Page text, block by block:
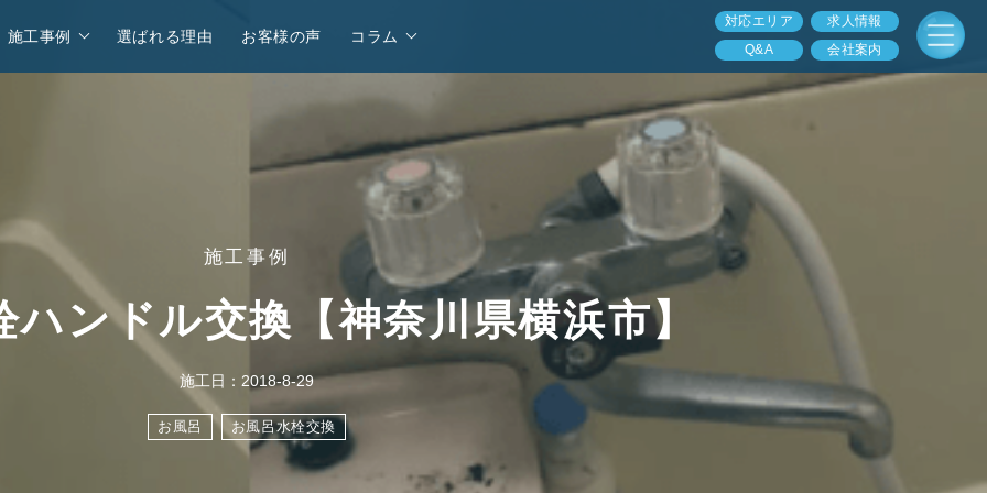
施工事例 選ばれる理由 お客様の声 コラム
対応エリア
Q&A
求人情報
会社案内
施工事例
ハンドル交換【神奈川県横浜市】
施工日：2018-8-29
お風呂 お風呂水栓交換